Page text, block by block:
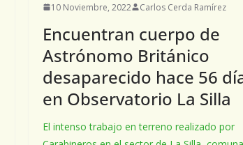
10 Noviembre, 2022 Carlos Cerda Ramírez
Encuentran cuerpo de
Astrónomo Británico
desaparecido hace 56
en Observatorio La Silla
El intenso trabajo en terreno realizado por